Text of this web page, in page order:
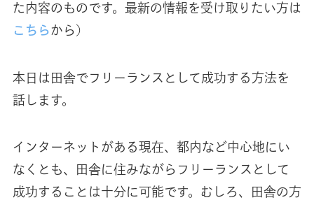
た内容のものです。最新の情報を受け取りたい方は
こちら から)
本日は田舎でフリーランスとして成功する方法を
話します。
インターネットがある現在、都内など中心地にい
なくとも、田舎に住みながらフリーランスとして
成功することは十分に可能です。むしろ、田舎の方